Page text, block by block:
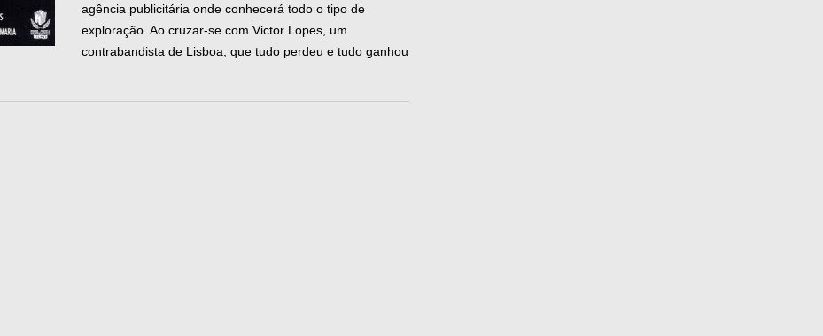
agência publicitária onde conhecerá todo o tipo de
exploração. Ao cruzar-se com Victor Lopes, um
contrabandista de Lisboa, que tudo perdeu e tudo ganhou